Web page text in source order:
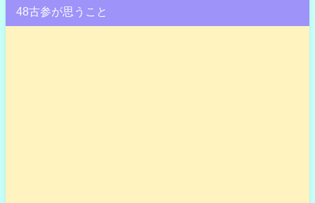
48古参が思うこと